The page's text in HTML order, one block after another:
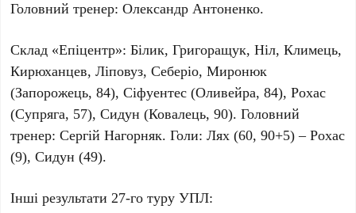
Головний тренер:Олександр Антоненко.
Склад «Епіцентр»: Білик, Григоращук, Ніл, Климець,
Кирюханцев, Ліповуз, Себеріо, Миронюк
(Запорожець, 84), Сіфуентес (Оливейра, 84), Рохас
(Супряга, 57), Сидун (Ковалець, 90). Головний
тренер:Сергій Нагорняк. Голи:Лях (60, 90+5)–Рохас
(9), Сидун (49).
Інші результати 27-го туру УПЛ: